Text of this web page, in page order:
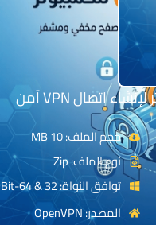
تحميل برنامج OpenVPN للكمبيوتر لإنشاء اتصال VPN آمن
حجم الملف: 10 MB
نوع الملف: Zip
توافق النواة: 32 & 64-Bit
المصدر: OpenVPN